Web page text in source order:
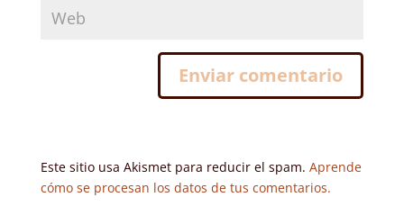
Este sitio usa Akismet para reducir el spam. Aprende
cómo se procesan los datos de tus comentarios.